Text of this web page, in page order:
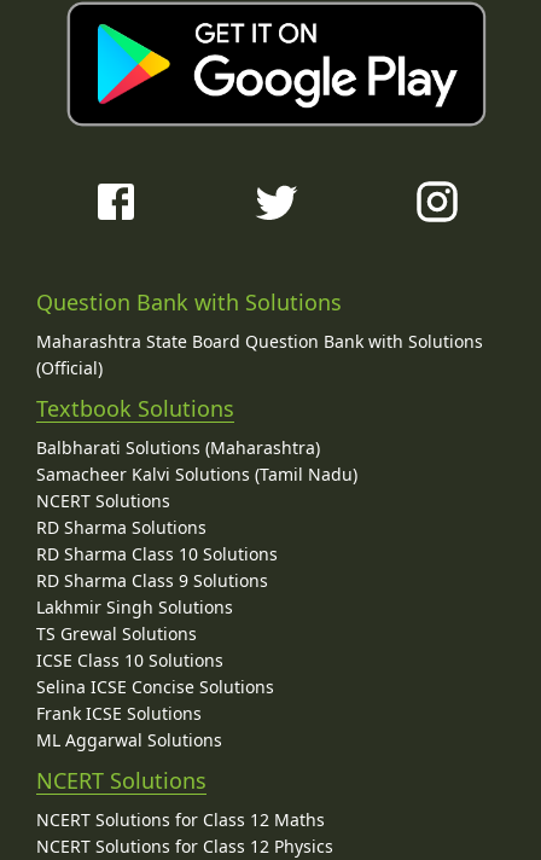
Question Bank with Solutions
Maharashtra State Board Question Bank with Solutions
(Official)
Textbook Solutions
Balbharati Solutions (Maharashtra)
Samacheer Kalvi Solutions (Tamil Nadu)
NCERT Solutions
RD Sharma Solutions
RD Sharma Class 10 Solutions
RD Sharma Class 9 Solutions
Lakhmir Singh Solutions
TS Grewal Solutions
ICSE Class 10 Solutions
Selina ICSE Concise Solutions
Frank ICSE Solutions
ML Aggarwal Solutions
NCERT Solutions
NCERT Solutions for Class 12 Maths
NCERT Solutions for Class 12 Physics